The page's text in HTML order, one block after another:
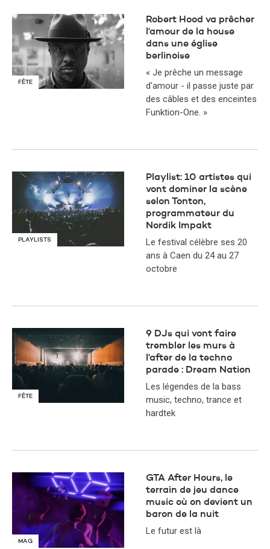
FÊTE
Robert Hood va prêcher
l'amour de la house
dans une église
berlinoise
« Je prêche un message
d'amour - il passe juste par
des câbles et des enceintes
Funktion-One. »
PLAYLISTS
Playlist: 10 artistes qui
vont dominer la scène
selon Tonton,
programmateur du
Nordik Impakt
Le festival célèbre ses 20
ans à Caen du 24 au 27
octobre
FÊTE
9 DJs qui vont faire
trembler les murs à
l'after de la techno
parade : Dream Nation
Les légendes de la bass
music, techno, trance et
hardtek
MAG
GTA After Hours, le
terrain de jeu dance
music où on devient un
baron de la nuit
Le futur est là